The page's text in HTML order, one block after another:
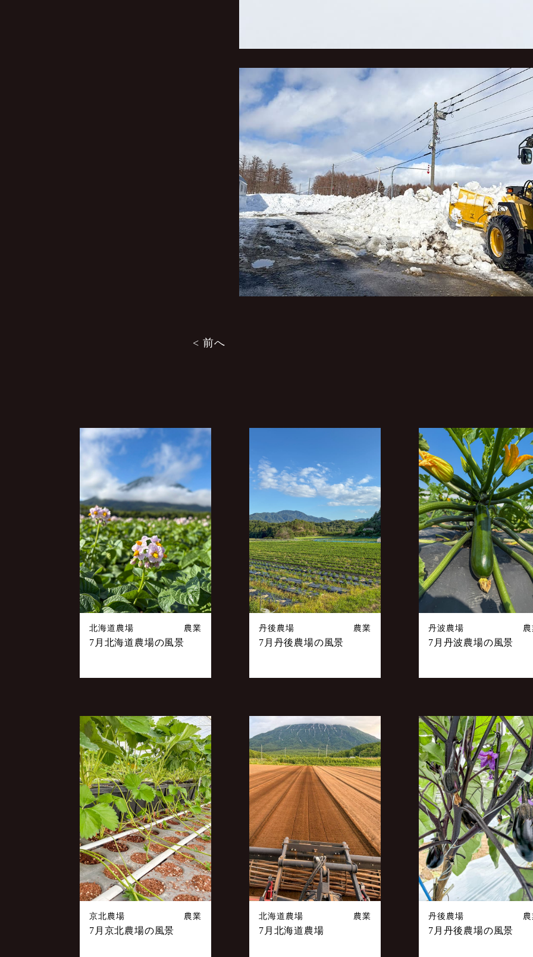
投
ビ
ゲ
ー
シ
ョ
ン
< 前へ
北海道農場 農業
7月北海道農場の風景
丹後農場 農業
7月丹後農場の風景
丹波農場
7月丹波農場の風景
京北農場 農業
7月京北農場の風景
北海道農場 農業
7月北海道農場
丹後農場
7月丹後農場の風景